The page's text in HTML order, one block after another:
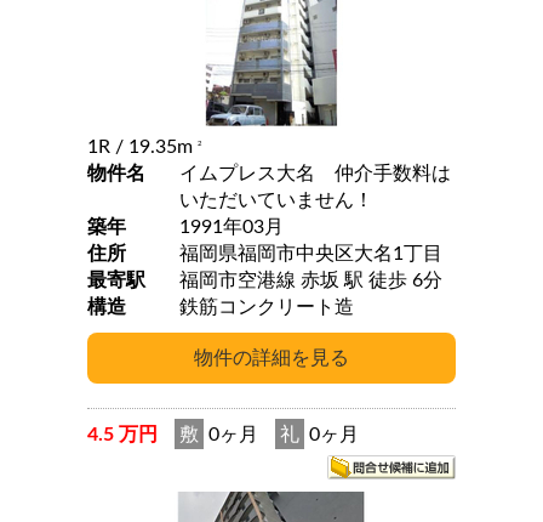
1R / 19.35m 2
物件名
イムプレス大名 仲介手数料は
いただいていません！
築年
1991年03月
住所
福岡県福岡市中央区大名1丁目
最寄駅
福岡市空港線 赤坂 駅 徒歩 6分
構造
鉄筋コンクリート造
4.5 万円 敷 0ヶ月 礼 0ヶ月